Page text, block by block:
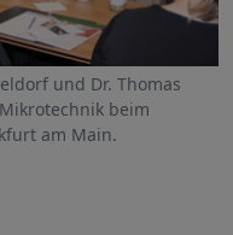
und Dr. Thomas
beim
am Main.